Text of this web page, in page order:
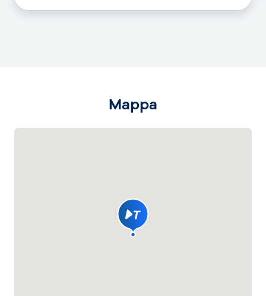
Mappa